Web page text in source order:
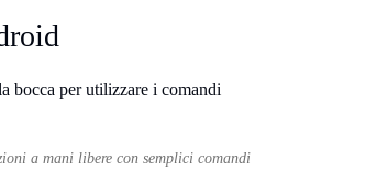
a mani libere con semplici comandi